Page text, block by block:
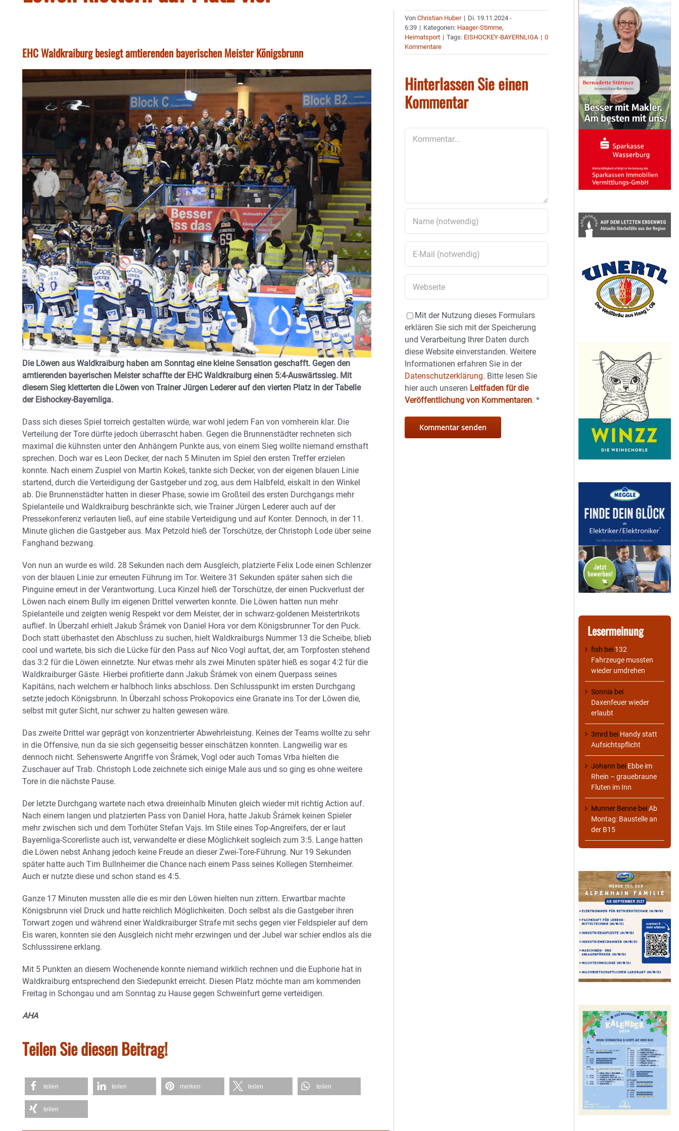
EHC Waldkraiburg besiegt amtierenden bayerischen Meister Königsbrunn
Die Löwen aus Waldkraiburg haben am Sonntag eine kleine Sensation geschafft. Gegen den
amtierenden bayerischen Meister schaffte der EHC Waldkraiburg einen 5:4-Auswärtssieg. Mit
diesem Sieg kletterten die Löwen von Trainer Jürgen Lederer auf den vierten Platz in der Tabelle
der Eishockey-Bayernliga.
Dass sich dieses Spiel torreich gestalten würde, war wohl jedem Fan von vornherein klar. Die
Verteilung der Tore dürfte jedoch überrascht haben. Gegen die Brunnenstädter rechneten sich
maximal die kühnsten unter den Anhängern Punkte aus, von einem Sieg wollte niemand ernsthaft
sprechen. Doch war es Leon Decker, der nach 5 Minuten im Spiel den ersten Treffer erzielen
konnte. Nach einem Zuspiel von Martin Kokeš, tankte sich Decker, von der eigenen blauen Linie
startend, durch die Verteidigung der Gastgeber und zog, aus dem Halbfeld, eiskalt in den Winkel
ab. Die Brunnenstädter hatten in dieser Phase, sowie im Großteil des ersten Durchgangs mehr
Spielanteile und Waldkraiburg beschränkte sich, wie Trainer Jürgen Lederer auch auf der
Pressekonferenz verlauten ließ, auf eine stabile Verteidigung und auf Konter. Dennoch, in der 11.
Minute glichen die Gastgeber aus. Max Petzold hieß der Torschütze, der Christoph Lode über seine
Fanghand bezwang.
Von nun an wurde es wild. 28 Sekunden nach dem Ausgleich, platzierte Felix Lode einen Schlenzer
von der blauen Linie zur erneuten Führung im Tor. Weitere 31 Sekunden später sahen sich die
Pinguine erneut in der Verantwortung. Luca Kinzel hieß der Torschütze, der einen Puckverlust der
Löwen nach einem Bully im eigenen Drittel verwerten konnte. Die Löwen hatten nun mehr
Spielanteile und zeigten wenig Respekt vor dem Meister, der in schwarz-goldenen Meistertrikots
auflief. In Überzahl erhielt Jakub Šrámek von Daniel Hora vor dem Königsbrunner Tor den Puck.
Doch statt überhastet den Abschluss zu suchen, hielt Waldkraiburgs Nummer 13 die Scheibe, blieb
cool und wartete, bis sich die Lücke für den Pass auf Nico Vogl auftat, der, am Torpfosten stehend
das 3:2 für die Löwen einnetzte. Nur etwas mehr als zwei Minuten später hieß es sogar 4:2 für die
Waldkraiburger Gäste. Hierbei profitierte dann Jakub Šrámek von einem Querpass seines
Kapitäns, nach welchem er halbhoch links abschloss. Den Schlusspunkt im ersten Durchgang
setzte jedoch Königsbrunn. In Überzahl schoss Prokopovics eine Granate ins Tor der Löwen die,
selbst mit guter Sicht, nur schwer zu halten gewesen wäre.
Das zweite Drittel war geprägt von konzentrierter Abwehrleistung. Keines der Teams wollte zu sehr
in die Offensive, nun da sie sich gegenseitig besser einschätzen konnten. Langweilig war es
dennoch nicht. Sehenswerte Angriffe von Šrámek, Vogl oder auch Tomas Vrba hielten die
Zuschauer auf Trab. Christoph Lode zeichnete sich einige Male aus und so ging es ohne weitere
Tore in die nächste Pause.
Der letzte Durchgang wartete nach etwa dreieinhalb Minuten gleich wieder mit richtig Action auf.
Nach einem langen und platzierten Pass von Daniel Hora, hatte Jakub Šrámek keinen Spieler
mehr zwischen sich und dem Torhüter Stefan Vajs. Im Stile eines Top-Angreifers, der er laut
Bayernliga-Scorerliste auch ist, verwandelte er diese Möglichkeit sogleich zum 3:5. Lange hatten
die Löwen nebst Anhang jedoch keine Freude an dieser Zwei-Tore-Führung. Nur 19 Sekunden
später hatte auch Tim Bullnheimer die Chance nach einem Pass seines Kollegen Sternheimer.
Auch er nutzte diese und schon stand es 4:5.
Ganze 17 Minuten mussten alle die es mir den Löwen hielten nun zittern. Erwartbar machte
Königsbrunn viel Druck und hatte reichlich Möglichkeiten. Doch selbst als die Gastgeber ihren
Torwart zogen und während einer Waldkraiburger Strafe mit sechs gegen vier Feldspieler auf dem
Eis waren, konnten sie den Ausgleich nicht mehr erzwingen und der Jubel war schier endlos als die
Schlusssirene erklang.
Mit 5 Punkten an diesem Wochenende konnte niemand wirklich rechnen und die Euphorie hat in
Waldkraiburg entsprechend den Siedepunkt erreicht. Diesen Platz möchte man am kommenden
Freitag in Schongau und am Sonntag zu Hause gegen Schweinfurt gerne verteidigen.
AHA
Teilen Sie diesen Beitrag!
teilen teilen merken teilen teilen
teilen
VonChristian Huber | Di. 19.11.2024 -
6:39 | Kategorien: Haager-Stimme,
Heimatsport | Tags: EISHOCKEY-BAYERNLIGA | 0
Kommentare
Hinterlassen Sie einen
Kommentar
Mit der Nutzung dieses Formulars
erklären Sie sich mit der Speicherung
und Verarbeitung Ihrer Daten durch
diese Website einverstanden. Weitere
Informationen erfahren Sie in der
Datenschutzerklärung. Bitte lesen Sie
hier auch unseren Leitfaden für die
Veröffentlichung von Kommentaren.*
Lesermeinung
fish bei 132
Fahrzeuge mussten
wieder umdrehen
Sonnia bei
Daxenfeuer wieder
erlaubt
3mrd bei Handy statt
Aufsichtspflicht
Johann bei Ebbe im
Rhein – grauebraune
Fluten im Inn
Munner Benne beiAb
Montag: Baustelle an
der B15